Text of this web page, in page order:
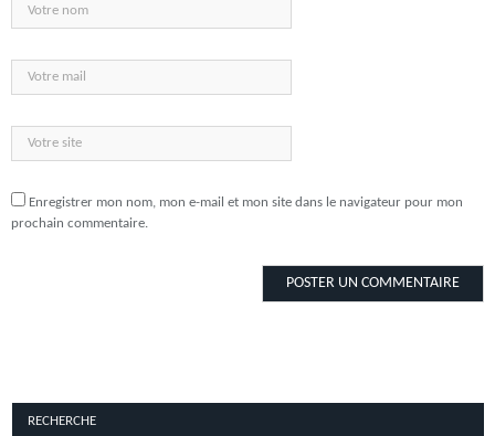
Enregistrer mon nom, mon e-mail et mon site dans le navigateur pour mon
prochain commentaire.
RECHERCHE